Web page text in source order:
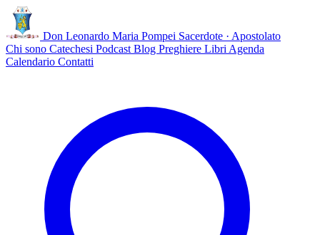
Don Leonardo Maria Pompei Sacerdote · Apostolato
Chi sono Catechesi Podcast Blog Preghiere Libri Agenda
Calendario Contatti